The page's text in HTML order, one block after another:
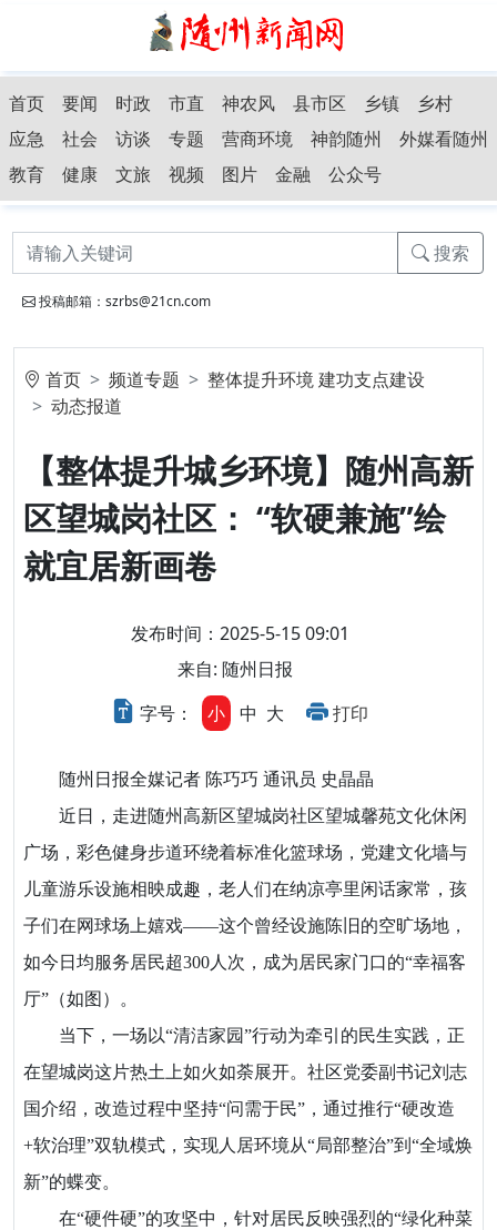
首页 要闻 时政 市直 神农风 县市区 乡镇
乡村
应急
社会 访谈 专题 营商环境 神韵随州
外媒看随州
教育
健康 文旅 视频 图片 金融 公众号
搜索
投稿邮箱：szrbs@21cn.com
首页 频道专题
整体提升环境 建功支点建设
动态报道
【整体提升城乡环境】随州高新
区望城岗社区： “软硬兼施”绘
就宜居新画卷
发布时间：2025-5-15 09:01
来自: 随州日报
字号：
小 中 大 打印
随州日报全媒记者 陈巧巧 通讯员 史晶晶
近日，走进随州高新区望城岗社区望城馨苑文化休闲
广场，彩色健身步道环绕着标准化篮球场，党建文化墙与
儿童游乐设施相映成趣，老人们在纳凉亭里闲话家常，孩
子们在网球场上嬉戏——这个曾经设施陈旧的空旷场地，
如今日均服务居民超300人次，成为居民家门口的“幸福客
厅”（如图）。
当下，一场以“清洁家园”行动为牵引的民生实践，正
在望城岗这片热土上如火如荼展开。社区党委副书记刘志
国介绍，改造过程中坚持“问需于民”，通过推行“硬改造
+软治理”双轨模式，实现人居环境从“局部整治”到“全域焕
新”的蝶变。
在“硬件硬”的攻坚中，针对居民反映强烈的“绿化种菜